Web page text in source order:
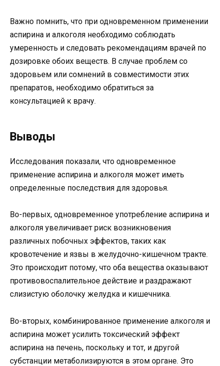
Важно помнить, что при одновременном применении
аспирина и алкоголя необходимо соблюдать
умеренность и следовать рекомендациям врачей по
дозировке обоих веществ. В случае проблем со
здоровьем или сомнений в совместимости этих
препаратов, необходимо обратиться за
консультацией к врачу.
Выводы
Исследования показали, что одновременное
применение аспирина и алкоголя может иметь
определенные последствия для здоровья.
Во-первых, одновременное употребление аспирина и
алкоголя увеличивает риск возникновения
различных побочных эффектов, таких как
кровотечение и язвы в желудочно-кишечном тракте.
Это происходит потому, что оба вещества оказывают
противовоспалительное действие и раздражают
слизистую оболочку желудка и кишечника.
Во-вторых, комбинированное применение алкоголя и
аспирина может усилить токсический эффект
аспирина на печень, поскольку и тот, и другой
субстанции метаболизируются в этом органе. Это